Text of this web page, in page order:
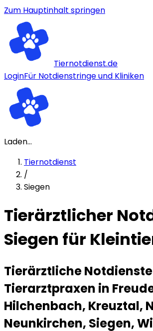
Zum Hauptinhalt springen
Tiernotdienst.de
LoginFür Notdienstringe und Kliniken
Laden...
Tiernotdienst
/
Siegen
Tierärztlicher
Siegen für
Tierärztliche
Tierarztpraxen in
Hilchenbach, Kreuztal,
Neunkirchen, Siegen,